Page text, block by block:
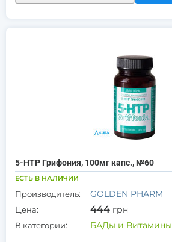
5-НТР Грифония, 100мг капс., №60
ЕСТЬ В НАЛИЧИИ
Производитель: GOLDEN PHARM
Цена: 444 грн
В категории: БАДы и Витамины